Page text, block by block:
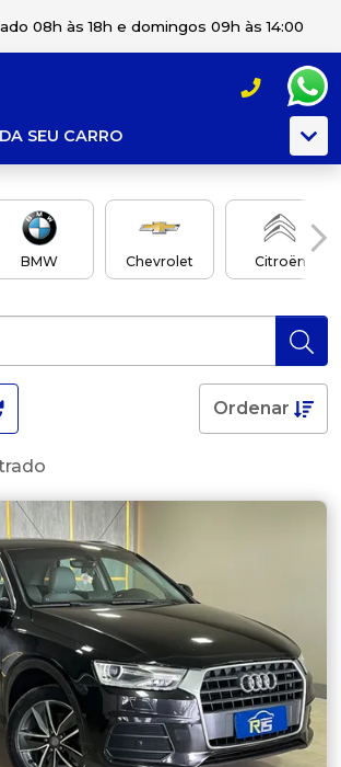
08h às 18h e domingos 09h às 14:00
SEU CARRO
BMW Chevrolet Citroën
Ordenar